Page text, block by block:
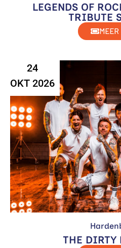
LEGENDS OF
TRIBUTE
MEER
24
OKT 2026
THE DIRTY